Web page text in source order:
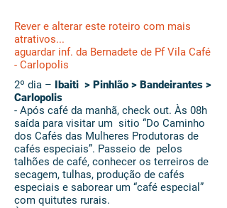
Rever e alterar este roteiro com mais
atrativos...
aguardar inf. da Bernadete de Pf Vila Café
- Carlopolis
2º dia – Ibaiti > Pinhlão > Bandeirantes >
Carlopolis
- Após café da manhã, check out. Às 08h
saída para visitar um sitio “Do Caminho
dos Cafés das Mulheres Produtoras de
cafés especiais”. Passeio de pelos
talhões de café, conhecer os terreiros de
secagem, tulhas, produção de cafés
especiais e saborear um “café especial”
com quitutes rurais.